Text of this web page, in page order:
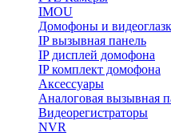
IMOU
Домофоны и
IP вызывная панель
IP дисплей домофона
IP комплект домофона
Аксессуары
Аналоговая вызывная
Видеорегистраторы
NVR